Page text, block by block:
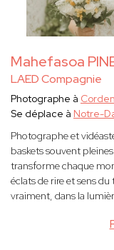
Mahefasoa
LAED Compagnie
Photographe à
Se déplace à Notre-
Photographe et
baskets souvent
transforme chaque
éclats de rire et sens
vraiment, dans la